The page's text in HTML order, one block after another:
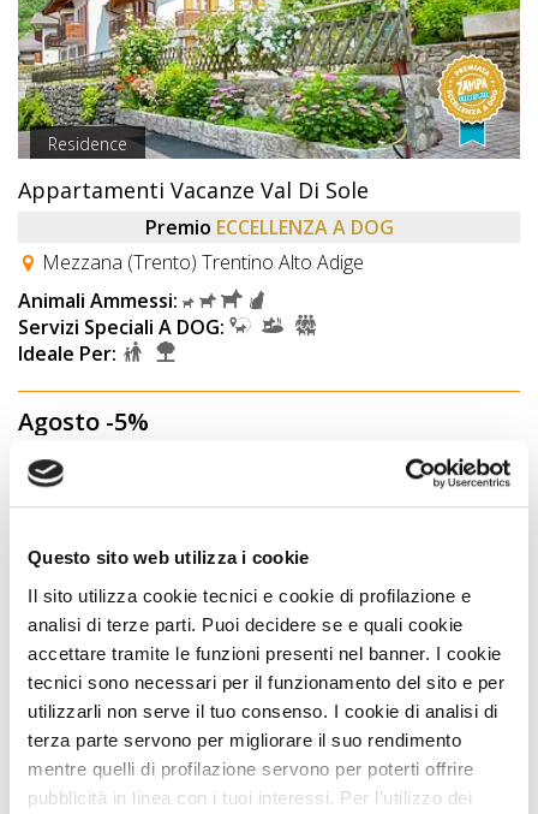
Questo sito web utilizza i cookie
Il sito utilizza cookie tecnici e cookie di profilazione e
analisi di terze parti. Puoi decidere se e quali cookie
accettare tramite le funzioni presenti nel banner. I cookie
tecnici sono necessari per il funzionamento del sito e per
utilizzarli non serve il tuo consenso. I cookie di analisi di
terza parte servono per migliorare il suo rendimento
mentre quelli di profilazione servono per poterti offrire
pubblicità in linea con i tuoi interessi. Per l’utilizzo dei
Residence
Appartamenti Vacanze Val Di Sole
Premio ECCELLENZA A DOG
Mezzana (Trento) Trentino Alto Adige
Animali Ammessi:
Servizi Speciali A DOG:
Ideale Per:
Agosto -5%
Vedi
OFFERTA